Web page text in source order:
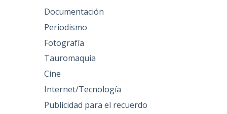
Documentación
Periodismo
Fotografía
Tauromaquia
Cine
Internet/Tecnología
Publicidad para el recuerdo